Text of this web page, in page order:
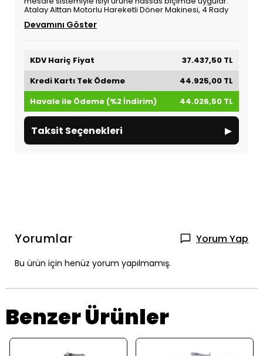
Atalay Alttan Motorlu Hareketli Döner Makinesi, 4 Rady
Devamını Göster
KDV Hariç Fiyat
37.437,50 TL
Kredi Kartı Tek Ödeme
44.925,00 TL
Havale ile Ödeme (%2 İndirim)
44.026,50 TL
Taksit Seçenekleri ▸
Yorumlar Yorum Yap
Bu ürün için henüz yorum yapılmamış.
Benzer Ürünler